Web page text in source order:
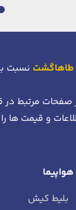
طاهاگشت نسبت
صفحات مرتبط
و قیمت ها
هواپیما
بلیط کیش